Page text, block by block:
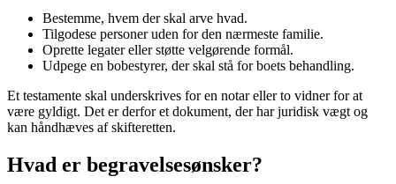
Bestemme, hvem der skal arve hvad.
Tilgodese personer uden for den nærmeste familie.
Oprette legater eller støtte velgørende formål.
Udpege en bobestyrer, der skal stå for boets behandling.
Et testamente skal underskrives for en notar eller to vidner for at
være gyldigt. Det er derfor et dokument, der har juridisk vægt og
kan håndhæves af skifteretten.
Hvad er begravelsesønsker?